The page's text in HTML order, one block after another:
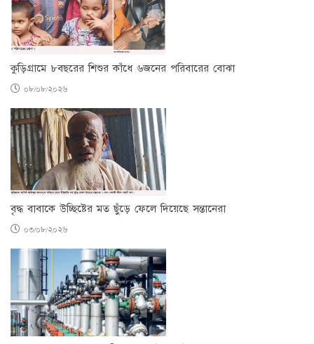
কুড়িগ্রামে ৮বছরের শিশুর কাঁধে ৬জনের পরিবারের বোঝা
০৮/০৮/২০২৬
বৃদ্ধ বাবাকে উচ্ছিষ্টের মত ছুঁড়ে ফেলে দিয়েছে সন্তানেরা
০৩/০৮/২০২৬